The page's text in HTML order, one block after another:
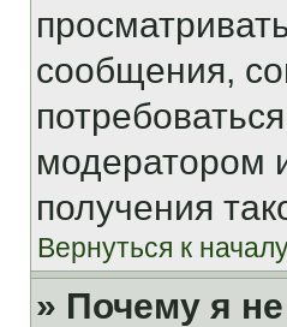
сообщения,
модератором
получения
Вернуться к
» Почему я